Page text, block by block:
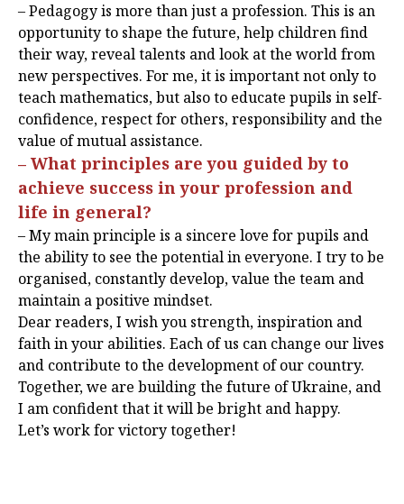
– Pedagogy is more than just a profession. This is an
opportunity to shape the future, help children find
their way, reveal talents and look at the world from
new perspectives. For me, it is important not only to
teach mathematics, but also to educate pupils in self-
confidence, respect for others, responsibility and the
value of mutual assistance.
– What principles are you guided by to
achieve success in your profession and
life in general?
– My main principle is a sincere love for pupils and
the ability to see the potential in everyone. I try to be
organised, constantly develop, value the team and
maintain a positive mindset.
Dear readers, I wish you strength, inspiration and
faith in your abilities. Each of us can change our lives
and contribute to the development of our country.
Together, we are building the future of Ukraine, and
I am confident that it will be bright and happy.
Let’s work for victory together!